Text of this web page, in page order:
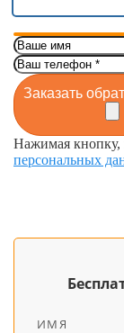
Заказать
Нажимая кнопку,
персональных
ИМЯ